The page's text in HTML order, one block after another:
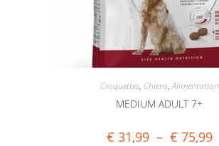
Croquettes, Chiens,Alimentation
MEDIUM ADULT 7+
€ 31,99 – € 75,99